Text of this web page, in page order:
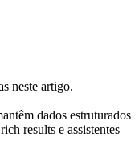
neste artigo.
dados estruturados
results e assistentes